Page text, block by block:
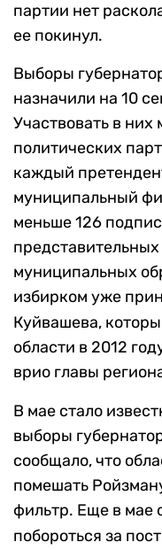
партии нет
ее покинул.
Выборы
назначили на 10
Участвовать в них
политических
каждый
муниципальный
меньше 126
представительных
муниципальных
избирком уже
Куйвашева,
области в 2012
врио главы
В мае стало
выборы
сообщало, что
помешать
фильтр. Еще в мае
побороться за